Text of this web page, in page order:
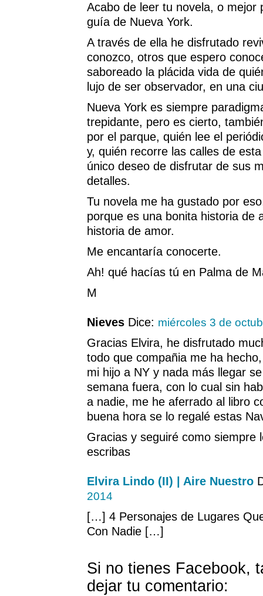
Acabo de leer tu novela, o mejor
guía de Nueva York.
A través de ella he disfrutado
conozco, otros que espero
saboreado la plácida vida de
lujo de ser observador, en una
Nueva York es siempre
trepidante, pero es cierto,
por el parque, quién lee el
y, quién recorre las calles de
único deseo de disfrutar de sus
detalles.
Tu novela me ha gustado por
porque es una bonita historia de
historia de amor.
Me encantaría conocerte.
Ah! qué hacías tú en Palma de
M
Nieves Dice: miércoles 3 de
Gracias Elvira, he disfrutado
todo que compañia me ha
mi hijo a NY y nada más llegar
semana fuera, con lo cual sin
a nadie, me he aferrado al libro
buena hora se lo regalé estas
Gracias y seguiré como siempre
escribas
Elvira Lindo (II) | Aire Nuestro
2014
[…] 4 Personajes de Lugares
Con Nadie […]
Si no tienes Facebook,
dejar tu comentario: